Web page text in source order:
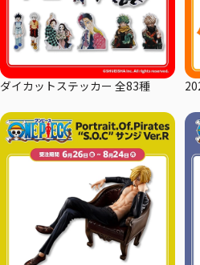
ダイカットステッカー 全83種